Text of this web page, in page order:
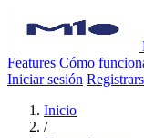
Features Cómo
Iniciar sesión
Inicio
/